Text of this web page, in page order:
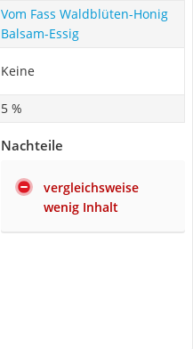
Vom Fass Waldblüten-Honig
Balsam-Essig
Keine
5 %
Nachteile
vergleichsweise
wenig Inhalt